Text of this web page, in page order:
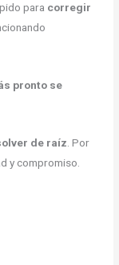
para corregir
pronto se
de raíz . Por
y compromiso.